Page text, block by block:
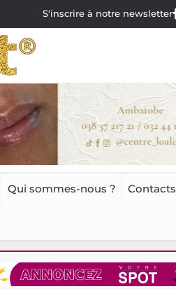
S'inscrire à notre newsletter
Qui sommes-nous ? Contacts